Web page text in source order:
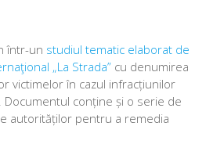
într-un studiul tematic elaborat de
„La Strada”cu denumirea
victimelor în cazul infracțiunilor
Documentul conține și o serie de
autorităților pentru a remedia